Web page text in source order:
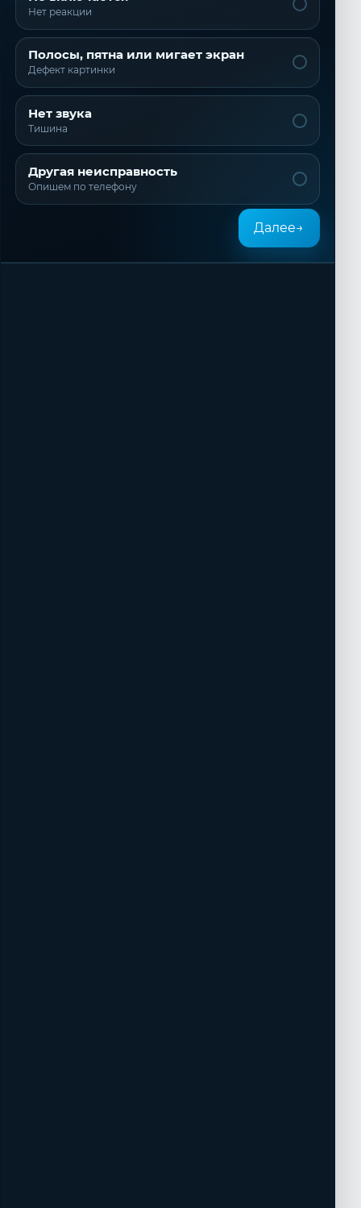
Нет реакции
Полосы, пятна или мигает экран
Дефект картинки
Нет звука
Тишина
Другая неисправность
Опишем по телефону
Далее→